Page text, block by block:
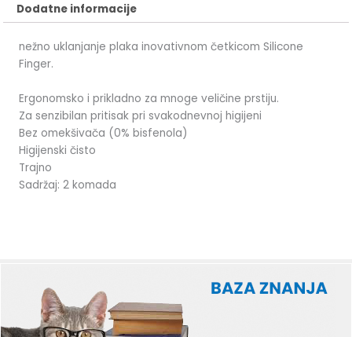
Dodatne informacije
nežno uklanjanje plaka inovativnom četkicom Silicone
Finger.
Ergonomsko i prikladno za mnoge veličine prstiju.
Za senzibilan pritisak pri svakodnevnoj higijeni
Bez omekšivača (0% bisfenola)
Higijenski čisto
Trajno
Sadržaj: 2 komada